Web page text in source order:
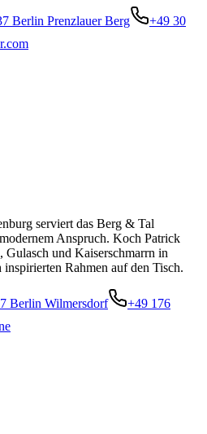
Berlin Prenzlauer Berg
+49 30
serviert das Berg & Tal
Anspruch. Koch Patrick
und Kaiserschmarrn in
Rahmen auf den Tisch.
Berlin Wilmersdorf
+49 176